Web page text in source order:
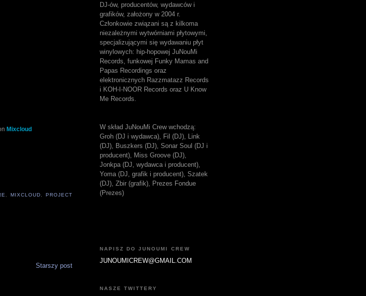
Mixcloud
, MIXCLOUD,
PROJECT
Starszy post
DJ-ów, producentów, wydawców i
grafików, założony w 2004 r.
Członkowie związani są z kilkoma
niezależnymi wytwórniami płytowymi,
specjalizującymi się wydawaniu płyt
winylowych: hip-hopowej JuNouMi
Records, funkowej Funky Mamas and
Papas Recordings oraz
elektronicznych Razzmatazz Records
i KOH-I-NOOR Records oraz U Know
Me Records.
W skład JuNouMi Crew wchodzą:
Groh (DJ i wydawca), Fil (DJ), Link
(DJ), Buszkers (DJ), Sonar Soul (DJ i
producent), Miss Groove (DJ),
Jonkpa (DJ, wydawca i producent),
Yoma (DJ, grafik i producent), Szatek
(DJ), Zbir (grafik), Prezes Fondue
(Prezes)
NAPISZ DO JUNOUMI CREW
JUNOUMICREW@GMAIL.COM
NASZE TWITTERY